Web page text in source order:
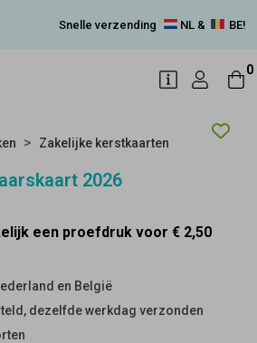
Snelle verzending NL & BE!
0
Zakelijke kerstkaarten
2026
een proefdruk voor € 2,50
en België
dezelfde werkdag verzonden